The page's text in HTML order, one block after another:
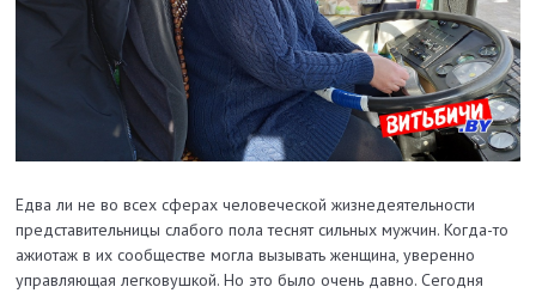
Едва ли не во всех сферах человеческой жизнедеятельности
представительницы слабого пола теснят сильных мужчин. Когда-то
ажиотаж в их сообществе могла вызывать женщина, уверенно
управляющая легковушкой. Но это было очень давно. Сегодня